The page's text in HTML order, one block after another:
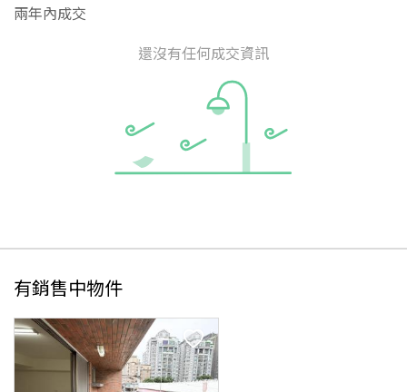
兩年內成交
還沒有任何成交資訊
有銷售中物件